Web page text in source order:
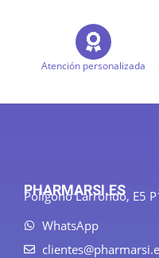
Atención personalizada
PHARMARSI.ES
Polígono Larrondo, E5
WhatsApp